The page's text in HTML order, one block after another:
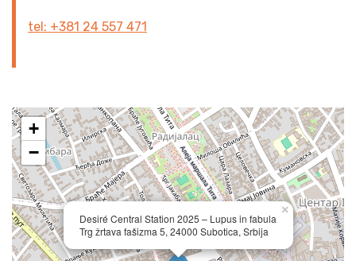
tel: +381 24 557 471
Desiré Central Station 2025 – Lupus in fabula
Trg žrtava fašizma 5, 24000 Subotica, Srbija
×
+
−